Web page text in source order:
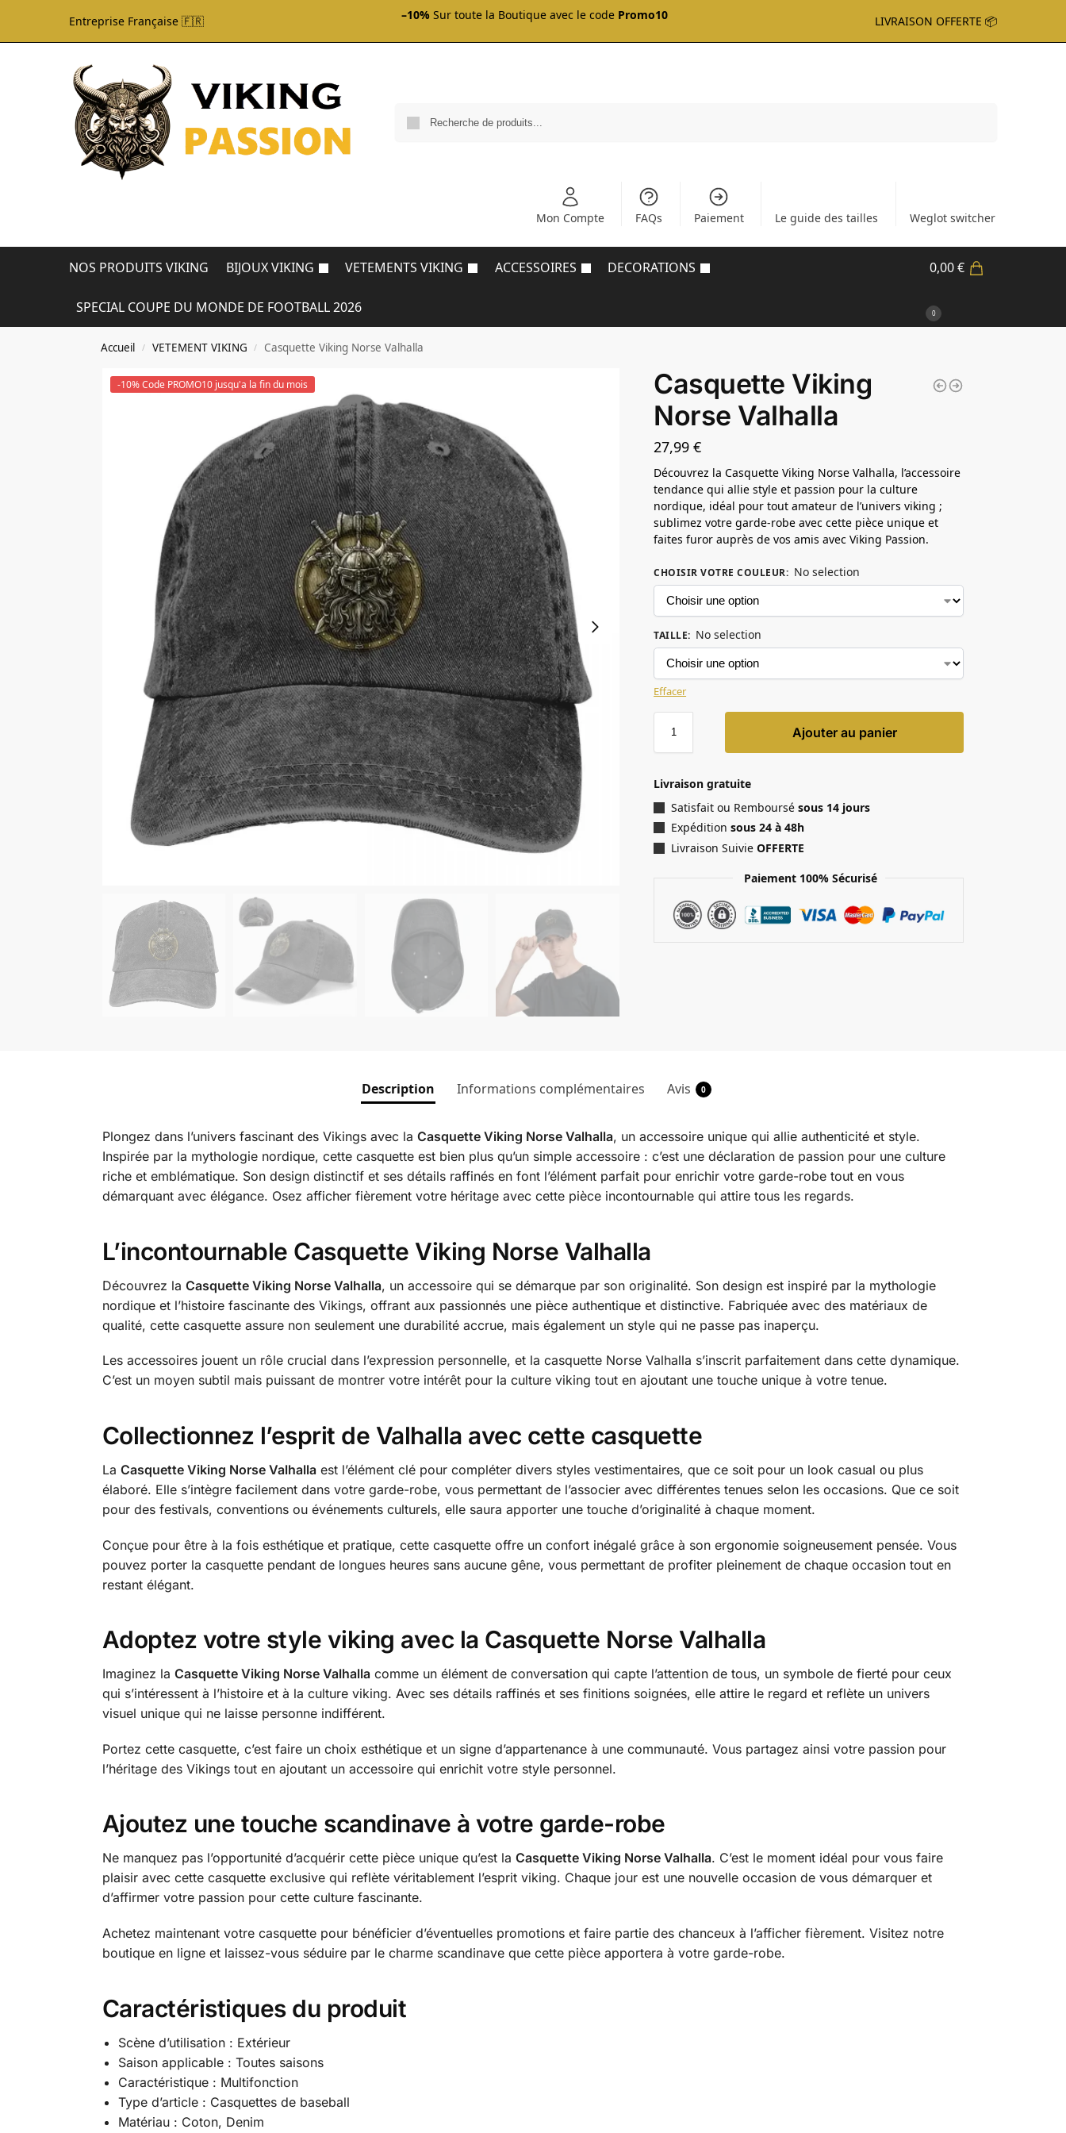
Entreprise Française 🇫🇷 –10% Sur toute la Boutique avec le code Promo10 LIVRAISON OFFERTE 📦
Mon Compte FAQs Paiement Le guide des tailles Weglot switcher
NOS PRODUITS VIKING BIJOUX VIKING VETEMENTS VIKING ACCESSOIRES DECORATIONS
SPECIAL COUPE DU MONDE DE FOOTBALL 2026
0,00€
0
Accueil / VETEMENT VIKING / Casquette Viking Norse Valhalla
-10% Code PROMO10 jusqu'a la fin du mois
Casquette Viking
Norse Valhalla
27,99€
Découvrez la Casquette Viking Norse Valhalla, l’accessoire
tendance qui allie style et passion pour la culture
nordique, idéal pour tout amateur de l’univers viking ;
sublimez votre garde-robe avec cette pièce unique et
faites furor auprès de vos amis avec Viking Passion.
CHOISIR VOTRE COULEUR: No selection
TAILLE: No selection
Effacer
Ajouter au panier
Livraison gratuite
Satisfait ou Remboursésous 14 jours
Expédition sous 24 à 48h
Livraison SuivieOFFERTE
Paiement 100% Sécurisé
Description Informations complémentaires Avis 0
Plongez dans l’univers fascinant des Vikings avec la Casquette Viking Norse Valhalla, un accessoire unique qui allie authenticité et style.
Inspirée par la mythologie nordique, cette casquette est bien plus qu’un simple accessoire : c’est une déclaration de passion pour une culture
riche et emblématique. Son design distinctif et ses détails raffinés en font l’élément parfait pour enrichir votre garde-robe tout en vous
démarquant avec élégance. Osez afficher fièrement votre héritage avec cette pièce incontournable qui attire tous les regards.
L’incontournable Casquette Viking Norse Valhalla
Découvrez la Casquette Viking Norse Valhalla, un accessoire qui se démarque par son originalité. Son design est inspiré par la mythologie
nordique et l’histoire fascinante des Vikings, offrant aux passionnés une pièce authentique et distinctive. Fabriquée avec des matériaux de
qualité, cette casquette assure non seulement une durabilité accrue, mais également un style qui ne passe pas inaperçu.
Les accessoires jouent un rôle crucial dans l’expression personnelle, et la casquette Norse Valhalla s’inscrit parfaitement dans cette dynamique.
C’est un moyen subtil mais puissant de montrer votre intérêt pour la culture viking tout en ajoutant une touche unique à votre tenue.
Collectionnez l’esprit de Valhalla avec cette casquette
La Casquette Viking Norse Valhallaest l’élément clé pour compléter divers styles vestimentaires, que ce soit pour un look casual ou plus
élaboré. Elle s’intègre facilement dans votre garde-robe, vous permettant de l’associer avec différentes tenues selon les occasions. Que ce soit
pour des festivals, conventions ou événements culturels, elle saura apporter une touche d’originalité à chaque moment.
Conçue pour être à la fois esthétique et pratique, cette casquette offre un confort inégalé grâce à son ergonomie soigneusement pensée. Vous
pouvez porter la casquette pendant de longues heures sans aucune gêne, vous permettant de profiter pleinement de chaque occasion tout en
restant élégant.
Adoptez votre style viking avec la Casquette Norse Valhalla
Imaginez la Casquette Viking Norse Valhallacomme un élément de conversation qui capte l’attention de tous, un symbole de fierté pour ceux
qui s’intéressent à l’histoire et à la culture viking. Avec ses détails raffinés et ses finitions soignées, elle attire le regard et reflète un univers
visuel unique qui ne laisse personne indifférent.
Portez cette casquette, c’est faire un choix esthétique et un signe d’appartenance à une communauté. Vous partagez ainsi votre passion pour
l’héritage des Vikings tout en ajoutant un accessoire qui enrichit votre style personnel.
Ajoutez une touche scandinave à votre garde-robe
Ne manquez pas l’opportunité d’acquérir cette pièce unique qu’est la Casquette Viking Norse Valhalla. C’est le moment idéal pour vous faire
plaisir avec cette casquette exclusive qui reflète véritablement l’esprit viking. Chaque jour est une nouvelle occasion de vous démarquer et
d’affirmer votre passion pour cette culture fascinante.
Achetez maintenant votre casquette pour bénéficier d’éventuelles promotions et faire partie des chanceux à l’afficher fièrement. Visitez notre
boutique en ligne et laissez-vous séduire par le charme scandinave que cette pièce apportera à votre garde-robe.
Caractéristiques du produit
Scène d’utilisation : Extérieur
Saison applicable : Toutes saisons
Caractéristique : Multifonction
Type d’article : Casquettes de baseball
Matériau : Coton, Denim